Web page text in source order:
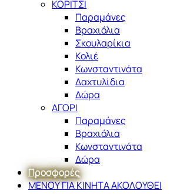
ΚΟΡΙΤΣΙ
Παραμάνες
Βραχιόλια
Σκουλαρίκια
Κολιέ
Κωνσταντινάτα
Δαχτυλίδια
Δώρα
ΑΓΟΡΙ
Παραμάνες
Βραχιόλια
Κωνσταντινάτα
Δώρα
Προσφορές
ΜΕΝΟΥ ΓΙΑ ΚΙΝΗΤΑ ΑΚΟΛΟΥΘΕΙ